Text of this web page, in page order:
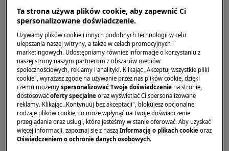
przykład poprzez odkręcenie zaworu. Jeśli mimo
to woda nie płynie, należy skontaktować się z
lokalnym dostawcą wody, aby uzyskać
szczegółowe informacje na temat ewentualnych
awarii lub przerw w dostawie.
2. Sprawdzić, czy zawór dopływu wody do
zmywarki jest całkowicie otwarty
Jeśli zawór dopływu wody jest zamknięty,
wyłączyć zasilaniezmywarkii całkowicie
otworzyć zawór.
Ponownie włączyć zmywarkę i wybrać
Ta strona używa plików cookie, aby zapewnić Ci
spersonalizowane doświadczenie.
Używamy plików cookie i innych podobnych technologii w celu
ulepszania naszej witryny, a także w celach promocyjnych i
marketingowych. Udostępniamy również informacje o korzystaniu z
naszej strony naszym partnerom z obszarów mediów
społecznościowych, reklamy i analityki. Klikając „Akceptuj wszystkie pliki
cookie", wyrażasz zgodę na używanie przez nas plików cookie, dzięki
czemu możemyspersonalizować Twoje doświadczenie na stronie,
dostosowaćoferty specjalne oraz wyświetlać Ci spersonalizowane
reklamy. Klikając „Kontynuuj bez akceptacji", blokujesz opcjonalne
rodzaje plików cookie, co może wpłynąć na Twoje doświadczenie
przeglądania oraz usługi, które jesteśmy w stanie oferować. Aby uzyskać
więcej informacji, zapoznaj się z nasząInformacją o plikach cookie oraz
Oświadczeniem o ochronie danych osobowych.